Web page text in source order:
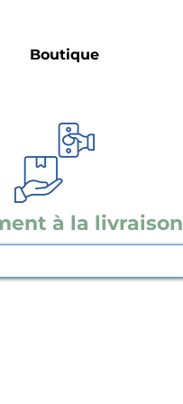
Boutique
à la livraison